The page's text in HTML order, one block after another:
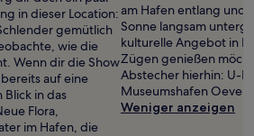
in dieser Location:
gemütlich
wie die
Wenn dir die Show
auf eine
in das
Flora,
im Hafen, die
am Hafen entlang und
Sonne langsam
kulturelle Angebot in
Zügen genießen
Abstecher hierhin: U-
Museumshafen
Weniger anzeigen